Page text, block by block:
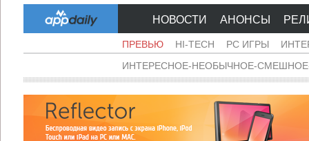
НОВОСТИ АНОНСЫ
ПРЕВЬЮ HI-TECH PC ИГРЫ
ИНТЕРЕСНОЕ-НЕОБЫЧНОЕ-